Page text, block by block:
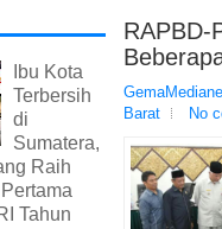
RAPBD-
Barat
No
Ibu Kota
Terbersih
di
Sumatera,
Raih
Tahun